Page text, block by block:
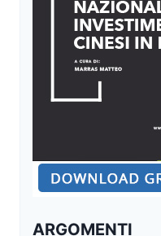
ARGOMENTI